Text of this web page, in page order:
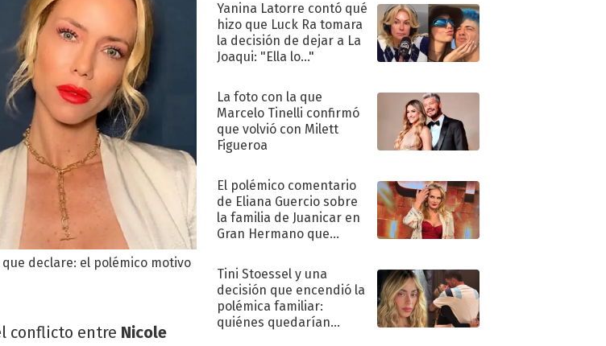
declare: el polémico motivo
conflicto entre Nicole
Yanina Latorre contó qué
hizo que Luck Ra tomara
la decisión de dejar a La
Joaqui: "Ella lo..."
La foto con la que
Marcelo Tinelli confirmó
que volvió con Milett
Figueroa
El polémico comentario
de Eliana Guercio sobre
la familia de Juanicar en
Gran Hermano que
Tini Stoessel y una
decisión que encendió la
polémica familiar:
quiénes quedarían